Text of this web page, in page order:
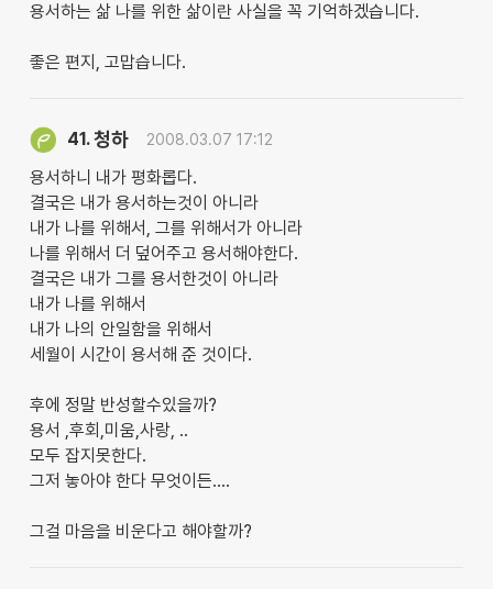
용서하는 삶 나를 위한 삶이란 사실을 꼭 기억하겠습니다.
좋은 편지, 고맙습니다.
41.청하 2008.03.07 17:12
용서하니 내가 평화롭다.
결국은 내가 용서하는것이 아니라
내가 나를 위해서, 그를 위해서가 아니라
나를 위해서 더 덮어주고 용서해야한다.
결국은 내가 그를 용서한것이 아니라
내가 나를 위해서
내가 나의 안일함을 위해서
세월이 시간이 용서해 준 것이다.
후에 정말 반성할수있을까?
용서 ,후회,미움,사랑, ..
모두 잡지못한다.
그저 놓아야 한다 무엇이든....
그걸 마음을 비운다고 해야할까?